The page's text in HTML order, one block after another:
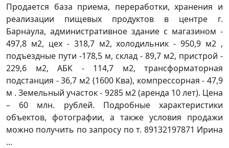
Продается база приема, переработки, хранения и
реализации пищевых продуктов в центре г.
Барнаула, административное здание с магазином -
497,8 м2, цех - 318,7 м2, холодильник - 950,9 м2 ,
подъездные пути -178,5 м, склад - 89,7 м2, пристрой -
229,6 м2, АБК - 114,7 м2, трансформаторная
подстанция - 36,7 м2 (1600 Ква), компрессорная - 47,9
м . Земельный участок - 9285 м2 (аренда 10 лет). Цена
– 60 млн. рублей. Подробные характеристики
объектов, фотографии, а также условия продажи
можно получить по запросу по т. 89132197871 Ирина
...